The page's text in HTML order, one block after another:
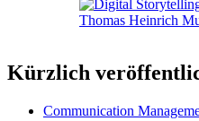
Kürzlich
Communication